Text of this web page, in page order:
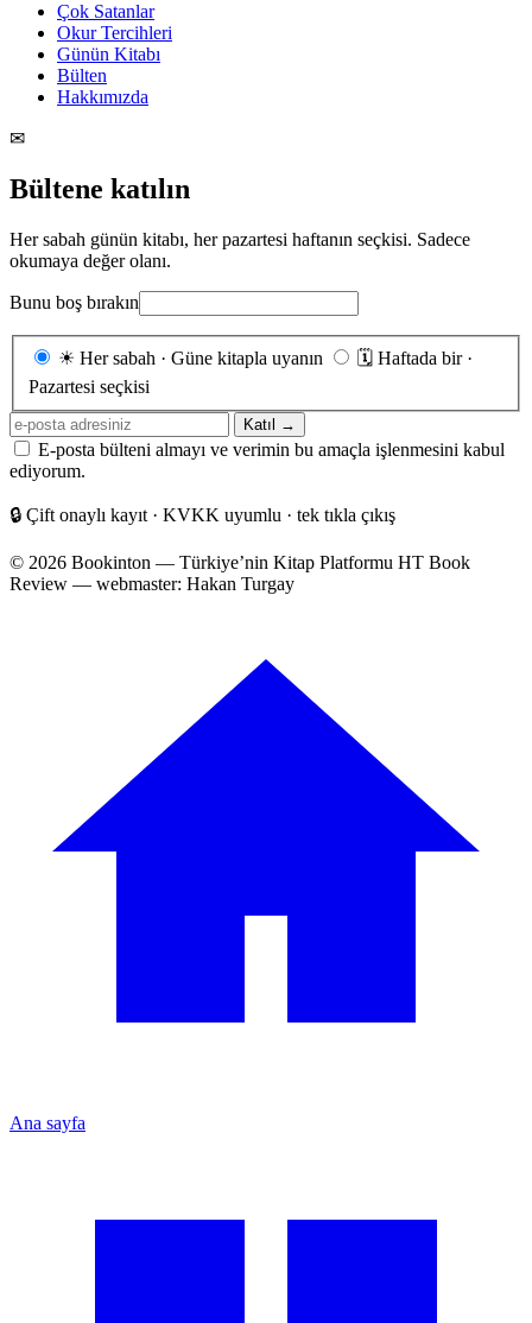
Çok Satanlar
Okur Tercihleri
Günün Kitabı
Bülten
Hakkımızda
✉
Bültene katılın
Her sabah günün kitabı, her pazartesi haftanın seçkisi. Sadece
okumaya değer olanı.
Bunu boş bırakın
Gönderim
☀ Her sabah · Güne kitapla uyanın 🗓 Haftada bir ·
Pazartesi seçkisi
E-
posta
adresiniz
Katıl →
E-posta bülteni almayı ve verimin bu amaçla işlenmesini kabul
ediyorum.
🔒 Çift onaylı kayıt · KVKK uyumlu · tek tıkla çıkış
© 2026 Bookinton — Türkiye’nin Kitap Platformu HT Book
Review — webmaster: Hakan Turgay
Ana sayfa